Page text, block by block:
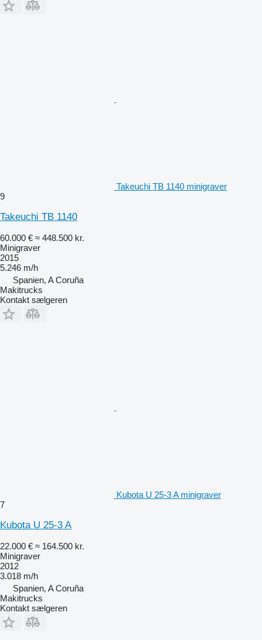
Takeuchi TB 1140 minigraver
9
Takeuchi TB 1140
60.000 € ≈ 448.500 kr.
Minigraver
2015
5.246 m/h
Spanien, A Coruña
Makitrucks
Kontakt sælgeren
Kubota U 25-3 A minigraver
7
Kubota U 25-3 A
22.000 € ≈ 164.500 kr.
Minigraver
2012
3.018 m/h
Spanien, A Coruña
Makitrucks
Kontakt sælgeren